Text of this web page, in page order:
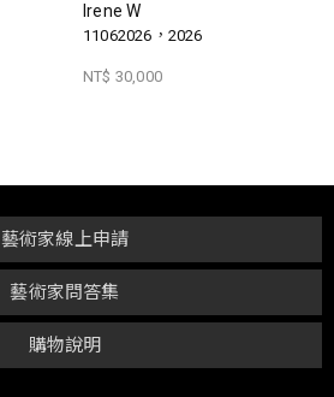
Irene W
11062026，2026
NT$ 30,000
購物說明
藝術家問答集
藝術家線上申請